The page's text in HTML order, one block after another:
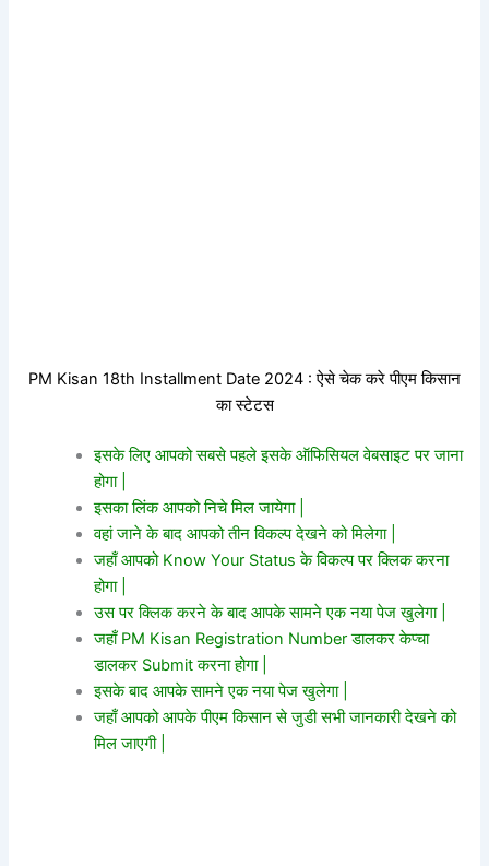
PM Kisan 18th Installment Date 2024 : ऐसे चेक करे पीएम किसान
का स्टेटस
इसके लिए आपको सबसे पहले इसके ऑफिसियल वेबसाइट पर जाना
होगा |
इसका लिंक आपको निचे मिल जायेगा |
वहां जाने के बाद आपको तीन विकल्प देखने को मिलेगा |
जहाँ आपको Know Your Status के विकल्प पर क्लिक करना
होगा |
उस पर क्लिक करने के बाद आपके सामने एक नया पेज खुलेगा |
जहाँ PM Kisan Registration Number डालकर केप्चा
डालकर Submit करना होगा |
इसके बाद आपके सामने एक नया पेज खुलेगा |
जहाँ आपको आपके पीएम किसान से जुडी सभी जानकारी देखने को
मिल जाएगी |